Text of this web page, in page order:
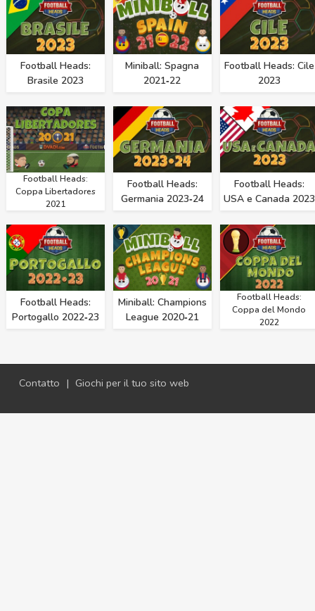
Football Heads:
Brasile 2023
Miniball: Spagna
2021‑22
Football Heads: Cile
2023
Football Heads:
Coppa Libertadores
2021
Football Heads:
Germania 2023‑24
Football Heads:
USA e Canada 2023
Football Heads:
Portogallo 2022‑23
Miniball: Champions
League 2020‑21
Football Heads:
Coppa del Mondo
2022
Contatto | Giochi per il tuo sito web